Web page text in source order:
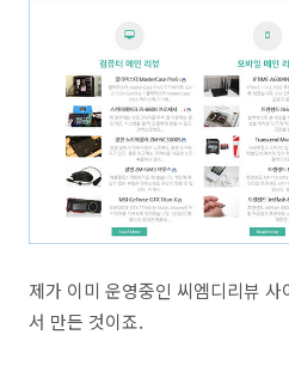
제가 이미 운영중인 씨엠디리뷰
서 만든 것이죠.